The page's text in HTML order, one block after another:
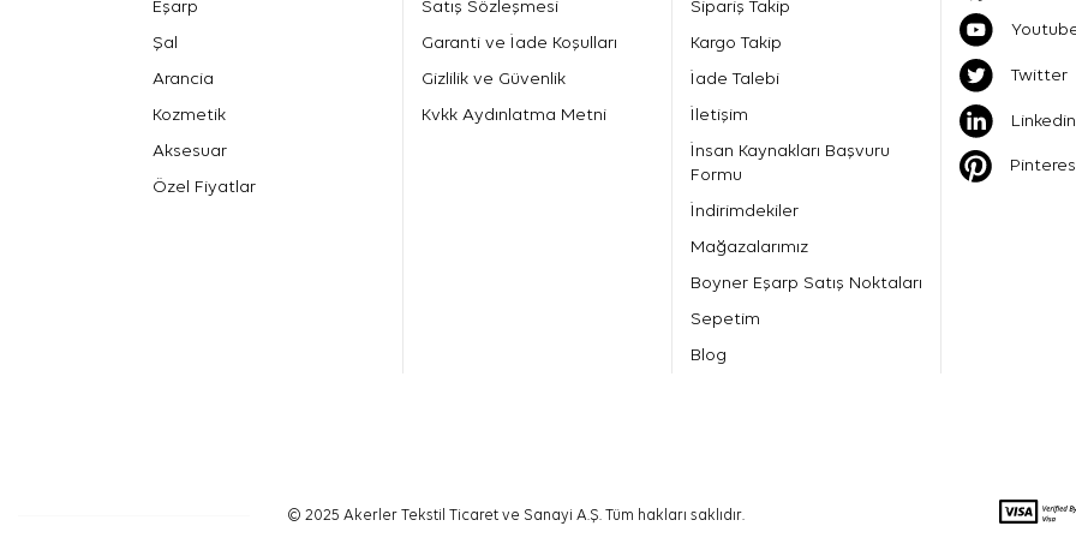
Eşarp
Şal
Arancia
Kozmetik
Aksesuar
Özel Fiyatlar
Satış Sözleşmesi
Garanti ve İade Koşulları
Gizlilik ve Güvenlik
Kvkk Aydınlatma Metni
Sipariş Takip
Kargo Takip
İade Talebi
İletişim
İnsan Kaynakları Başvuru
Formu
İndirimdekiler
Mağazalarımız
Boyner Eşarp Satış Noktaları
Sepetim
Blog
Twitter
Linkedin
© 2025 Akerler Tekstil Ticaret ve Sanayi A.Ş. Tüm hakları saklıdır.